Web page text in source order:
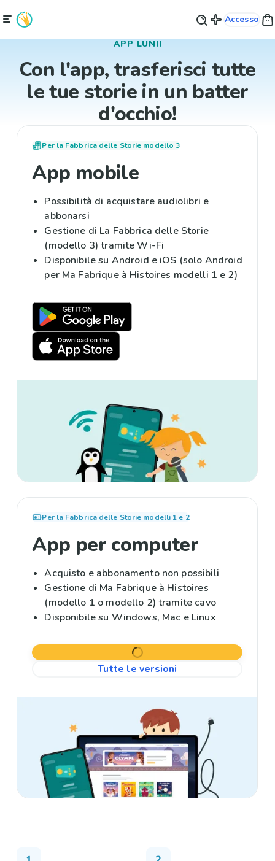
Accesso
APP LUNII
Con l'app, trasferisci tutte
le tue storie in un batter
d'occhio!
Per la Fabbrica delle Storie modello 3
App mobile
Possibilità di acquistare audiolibri e
abbonarsi
Gestione di La Fabbrica delle Storie
(modello 3) tramite Wi-Fi
Disponibile su Android e iOS (solo Android
per Ma Fabrique à Histoires modelli 1 e 2)
Per la Fabbrica delle Storie modelli 1 e 2
App per computer
Acquisto e abbonamento non possibili
Gestione di Ma Fabrique à Histoires
(modello 1 o modello 2) tramite cavo
Disponibile su Windows, Mac e Linux
Tutte le versioni